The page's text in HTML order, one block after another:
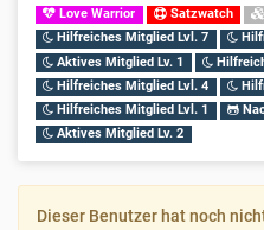
Love Warrior
Satzwatch
Hilfreiches Mitglied Lvl. 7
Aktives Mitglied Lv. 1
Hilfreiches Mitglied Lvl. 4
Hilfreiches Mitglied Lvl. 1
Aktives Mitglied Lv. 2
Dieser Benutzer hat noch